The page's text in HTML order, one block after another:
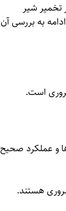
تخمیر شیر
به بررسی آن
است.
و عملکرد صحیح